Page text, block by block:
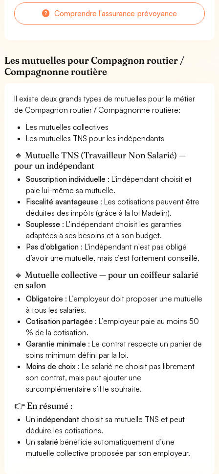
Comprendre l'assurance prévoyance
Les mutuelles pour Compagnon routier /
Compagnonne routière
Il existe deux grands types de mutuelles pour le métier
de Compagnon routier / Compagnonne routière:
Les mutuelles collectives
Les mutuelles TNS pour les indépendants
🔹 Mutuelle TNS (Travailleur Non Salarié) —
pour un indépendant
Souscription individuelle : L'indépendant choisit et
paie lui-même sa mutuelle.
Fiscalité avantageuse : Les cotisations peuvent être
déduites des impôts (grâce à la loi Madelin).
Souplesse : L'indépendant choisit les garanties
adaptées à ses besoins et à son budget.
Pas d’obligation : L'indépendant n'est pas obligé
d’avoir une mutuelle, mais c’est fortement conseillé.
🔹 Mutuelle collective — pour un coiffeur salarié
en salon
Obligatoire : L’employeur doit proposer une mutuelle
à tous les salariés.
Cotisation partagée : L’employeur paie au moins 50
% de la cotisation.
Garantie minimale : Le contrat respecte un panier de
soins minimum défini par la loi.
Moins de choix : Le salarié ne choisit pas librement
son contrat, mais peut ajouter une
surcomplémentaire s’il le souhaite.
👉 En résumé :
Unindépendant choisit sa mutuelle TNS et peut
déduire les cotisations.
Unsalarié bénéficie automatiquement d’une
mutuelle collective proposée par son employeur.